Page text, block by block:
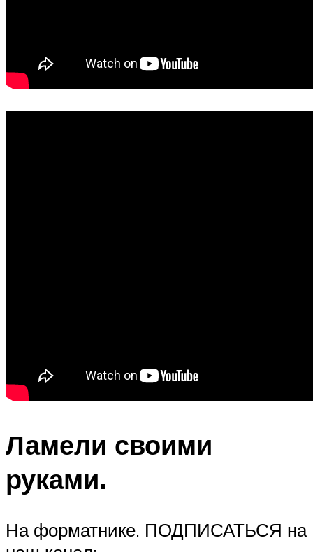
Ламели своими
руками.
На форматнике. ПОДПИСАТЬСЯ на